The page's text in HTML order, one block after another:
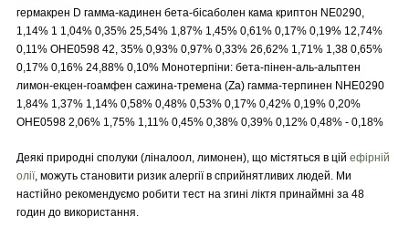
гермакрен D гамма-кадинен бета-бісаболен кама криптон NE0290,
1,14% 1 1,04% 0,35% 25,54% 1,87% 1,45% 0,61% 0,17% 0,19% 12,74%
0,11% OHE0598 42, 35% 0,93% 0,97% 0,33% 26,62% 1,71% 1,38 0,65%
0,17% 0,16% 24,88% 0,10% Монотерпіни: бета-пінен-аль-альптен
лимон-екцен-гоамфен сажина-тремена (Zа) гамма-терпинен NHE0290
1,84% 1,37% 1,14% 0,58% 0,48% 0,53% 0,17% 0,42% 0,19% 0,20%
OHE0598 2,06% 1,75% 1,11% 0,45% 0,38% 0,39% 0,12% 0,48% - 0,18%
Деякі природні сполуки (ліналоол, лимонен), що містяться в цій ефірній
олії, можуть становити ризик алергії в сприйнятливих людей. Ми
настійно рекомендуємо робити тест на згині ліктя принаймні за 48
годин до використання.